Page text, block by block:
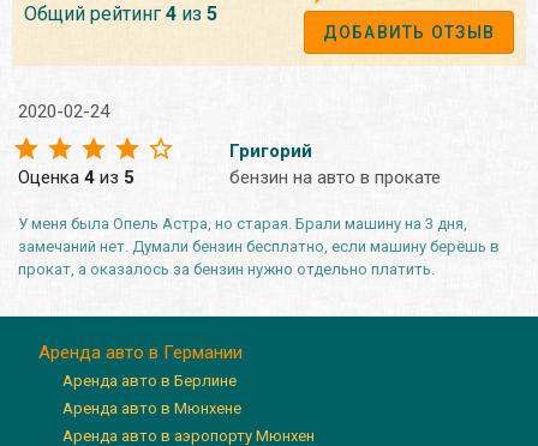
Общий рейтинг 4 из 5
ДОБАВИТЬ ОТЗЫВ
2020-02-24
Оценка 4 из 5
Григорий
бензин на авто в прокате
У меня была Опель Астра, но старая. Брали машину на 3 дня,
замечаний нет. Думали бензин бесплатно, если машину берёшь в
прокат, а оказалось за бензин нужно отдельно платить.
Аренда авто в Германии
Аренда авто в Берлине
Аренда авто в Мюнхене
Аренда авто в аэропорту Мюнхен